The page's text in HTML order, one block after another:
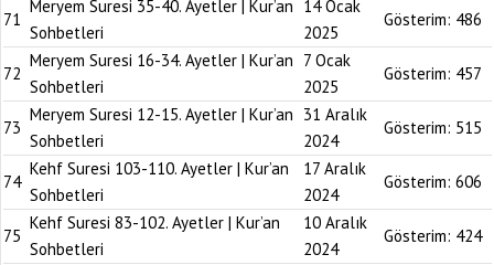
71
Meryem Suresi 35-40. Ayetler | Kur’an
Sohbetleri
14 Ocak
2025
Gösterim: 486
72
Meryem Suresi 16-34. Ayetler | Kur’an
Sohbetleri
7 Ocak
2025
Gösterim: 457
73
Meryem Suresi 12-15. Ayetler | Kur’an
Sohbetleri
31 Aralık
2024
Gösterim: 515
74
Kehf Suresi 103-110. Ayetler | Kur’an
Sohbetleri
17 Aralık
2024
Gösterim: 606
75
Kehf Suresi 83-102. Ayetler | Kur’an
Sohbetleri
10 Aralık
2024
Gösterim: 424